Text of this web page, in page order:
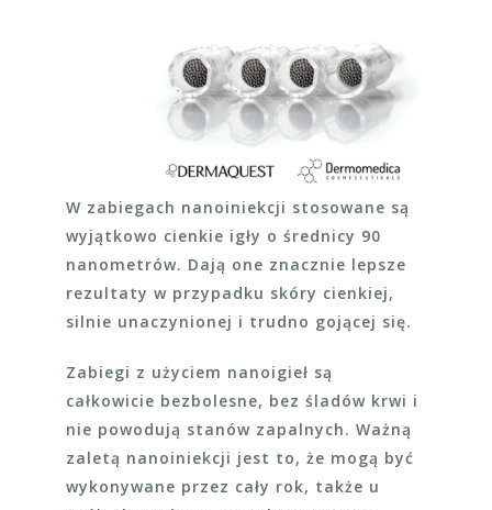
W zabiegach nanoiniekcji stosowane są
wyjątkowo cienkie igły o średnicy 90
nanometrów. Dają one znacznie lepsze
rezultaty w przypadku skóry cienkiej,
silnie unaczynionej i trudno gojącej się.
Zabiegi z użyciem nanoigieł są
całkowicie bezbolesne, bez śladów krwi i
nie powodują stanów zapalnych. Ważną
zaletą nanoiniekcji jest to, że mogą być
wykonywane przez cały rok, także u